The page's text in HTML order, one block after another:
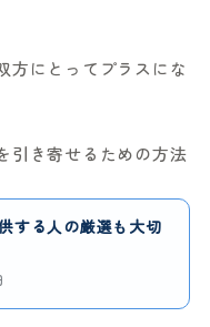
方にとってプラスにな
引き寄せるための方法
する人の厳選も大切